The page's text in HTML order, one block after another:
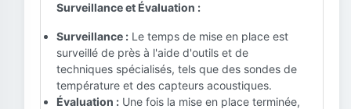
Surveillance et Évaluation :
Surveillance : Le temps de mise en place est
surveillé de près à l'aide d'outils et de
techniques spécialisés, tels que des sondes de
température et des capteurs acoustiques.
Évaluation : Une fois la mise en place terminée,